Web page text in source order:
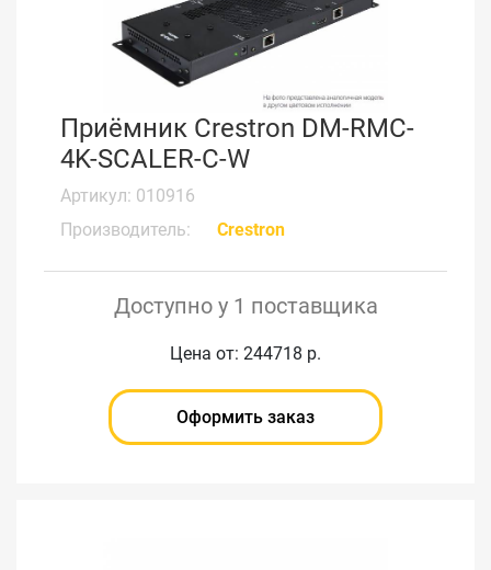
Приёмник Crestron DM-RMC-
4K-SCALER-C-W
Артикул: 010916
Производитель:
Crestron
Доступно у 1 поставщика
Цена от: 244718 р.
Оформить заказ